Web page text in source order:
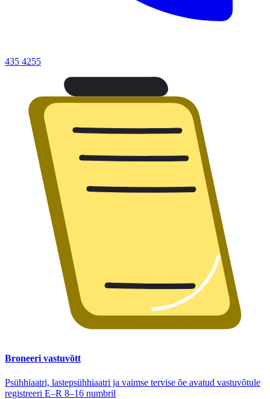
435 4255
Broneeri vastuvõtt
Psühhiaatri, lastepsühhiaatri ja vaimse tervise õe avatud vastuvõtule
registreeri E–R 8–16 numbril